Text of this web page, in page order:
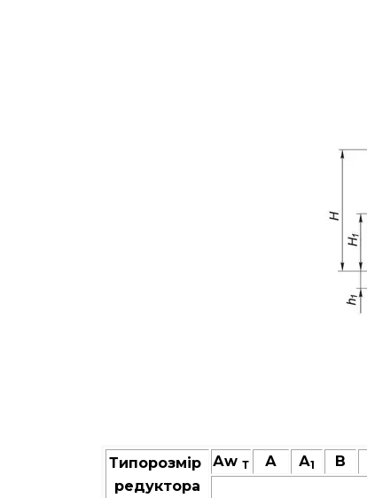
Типорозмір
редуктора
Аw Т А А1 В